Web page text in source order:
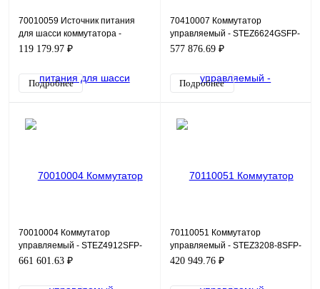
70010059 Источник питания
для шасси коммутатора -
STEZ4700-PW-24
119 179.97 ₽
Подробнее
70410007 Коммутатор
управляемый - STEZ6624GSFP-
8GT-6X
577 876.69 ₽
Подробнее
70010004 Коммутатор
управляемый - STEZ4912SFP-
12T-4G
661 601.63 ₽
70110051 Коммутатор
управляемый - STEZ3208-8SFP-
PN
420 949.76 ₽